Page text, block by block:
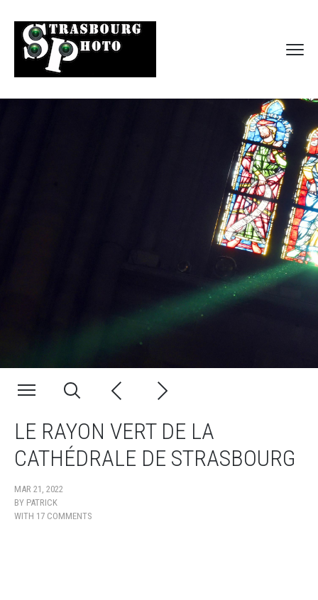
LE RAYON VERT DE LA
CATHÉDRALE DE STRASBOURG
MAR 21, 2022
BY PATRICK
WITH 17 COMMENTS